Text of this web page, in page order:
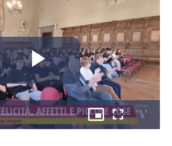
il
:
Picture-
in-
Schermo
intero